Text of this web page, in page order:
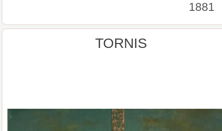
1881
TORNIS